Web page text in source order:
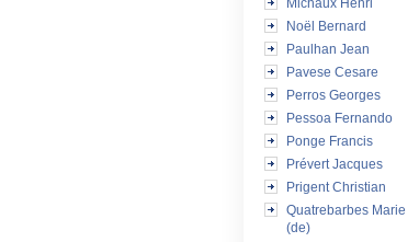
Michaux Henri
Noël Bernard
Paulhan Jean
Pavese Cesare
Perros Georges
Pessoa Fernando
Ponge Francis
Prévert Jacques
Prigent Christian
Quatrebarbes Marie
(de)